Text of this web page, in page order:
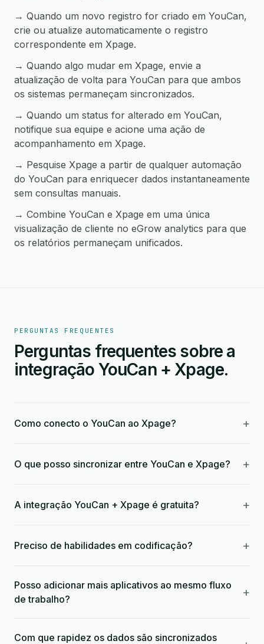
→ Quando um novo registro for criado em YouCan,
crie ou atualize automaticamente o registro
correspondente em Xpage.
→ Quando algo mudar em Xpage, envie a
atualização de volta para YouCan para que ambos
os sistemas permaneçam sincronizados.
→ Quando um status for alterado em YouCan,
notifique sua equipe e acione uma ação de
acompanhamento em Xpage.
→ Pesquise Xpage a partir de qualquer automação
do YouCan para enriquecer dados instantaneamente
sem consultas manuais.
→ Combine YouCan e Xpage em uma única
visualização de cliente no eGrow analytics para que
os relatórios permaneçam unificados.
PERGUNTAS FREQUENTES
Perguntas frequentes sobre a
integração YouCan + Xpage.
Como conecto o YouCan ao Xpage? +
O que posso sincronizar entre YouCan e Xpage? +
A integração YouCan + Xpage é gratuita? +
Preciso de habilidades em codificação? +
Posso adicionar mais aplicativos ao mesmo fluxo
de trabalho?
+
Com que rapidez os dados são sincronizados